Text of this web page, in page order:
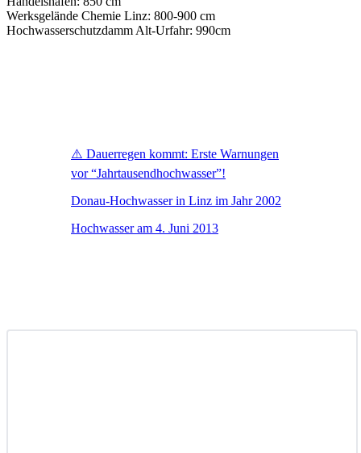
Werksgelände Chemie Linz: 800-900 cm
Hochwasserschutzdamm Alt-Urfahr: 990cm
⚠️ Dauerregen kommt: Erste Warnungen
vor “Jahrtausendhochwasser”!
Donau-Hochwasser in Linz im Jahr 2002
Hochwasser am 4. Juni 2013